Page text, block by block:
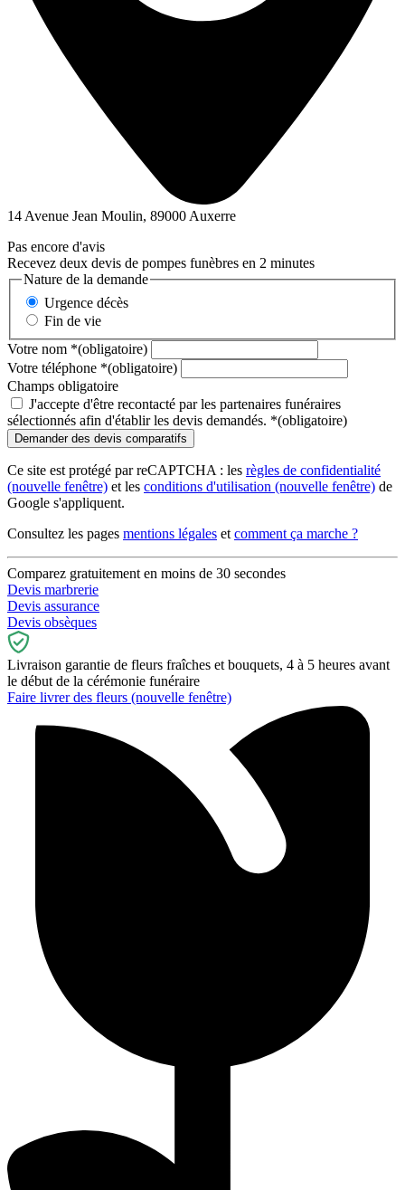
14 Avenue Jean Moulin, 89000 Auxerre
Pas encore d'avis
Recevez deux devis de pompes funèbres en 2 minutes
Nature de la demande
Urgence décès
Fin de vie
Votre nom *(obligatoire)
Votre téléphone *(obligatoire)
Champs obligatoire
J'accepte d'être recontacté par les partenaires funéraires
sélectionnés afin d'établir les devis demandés. *(obligatoire)
Ce site est protégé par reCAPTCHA : les règles de confidentialité
(nouvelle fenêtre) et les conditions d'utilisation (nouvelle fenêtre) de
Google s'appliquent.
Consultez les pages mentions légales et comment ça marche ?
Comparez gratuitement en moins de 30 secondes
Devis marbrerie
Devis assurance
Devis obsèques
Livraison garantie de fleurs fraîches et bouquets, 4 à 5 heures avant
le début de la cérémonie funéraire
Faire livrer des fleurs (nouvelle fenêtre)